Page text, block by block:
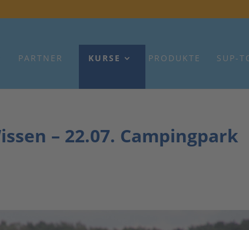
PARTNER KURSE PRODUKTE SUP-
– 22.07. Campingpark